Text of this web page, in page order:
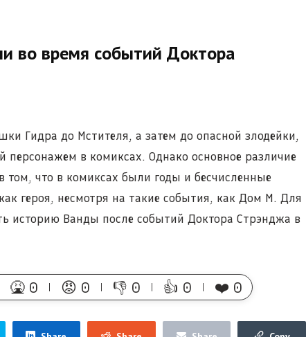
во время событий Доктора
Гидра до Мстителя, а затем до опасной злодейки,
в комиксах. Однако основное различие
том, что в комиксах были годы и бесчисленные
героя, несмотря на такие события, как Дом М. Для
историю Ванды после событий Доктора Стрэнджа в
🤮 0 😡 0 👎 0 👍 0 ❤️ 0